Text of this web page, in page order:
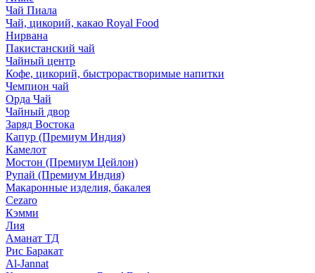
Чай Пиала
Чай, цикорий, какао Royal Food
Нирвана
Пакистанский чай
Чайный центр
Кофе, цикорий, быстрорастворимые напитки
Чемпион чай
Орда Чай
Чайный двор
Заряд Востока
Капур (Премиум Индия)
Камелот
Мостон (Премиум Цейлон)
Рупай (Премиум Индия)
Макаронные изделия, бакалея
Cezaro
Кэмми
Лия
Аманат ТД
Рис Баракат
Al-Jannat